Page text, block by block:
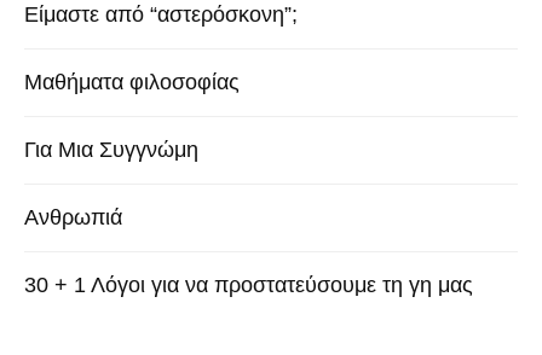
Είμαστε από “αστερόσκονη”;
Μαθήματα φιλοσοφίας
Για Μια Συγγνώμη
Ανθρωπιά
30 + 1 Λόγοι για να προστατεύσουμε τη γη μας